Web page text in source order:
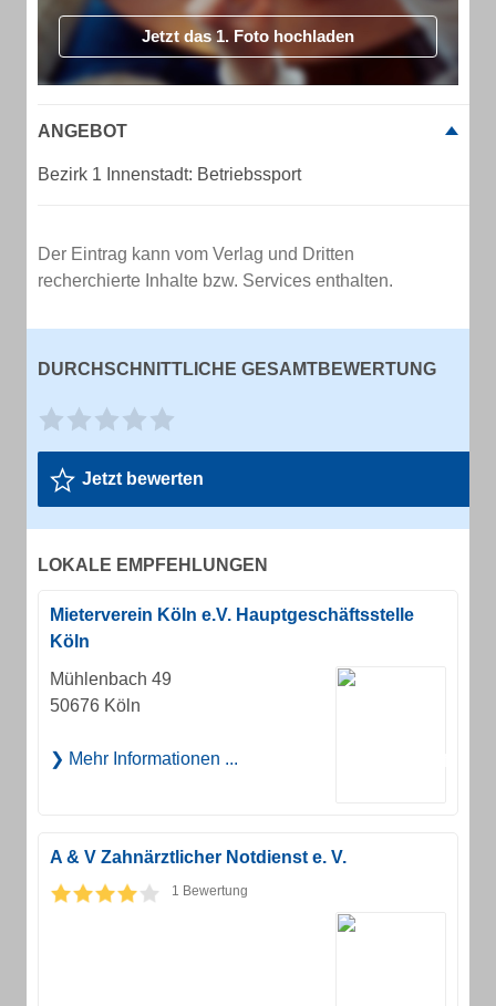
Jetzt das 1. Foto hochladen
ANGEBOT
Bezirk 1 Innenstadt: Betriebssport
Der Eintrag kann vom Verlag und Dritten
recherchierte Inhalte bzw. Services enthalten.
DURCHSCHNITTLICHE GESAMTBEWERTUNG
Jetzt bewerten
LOKALE EMPFEHLUNGEN
Mieterverein Köln e.V. Hauptgeschäftsstelle
Köln
Mühlenbach 49
50676 Köln
Mehr Informationen ...
A & V Zahnärztlicher Notdienst e. V.
1 Bewertung